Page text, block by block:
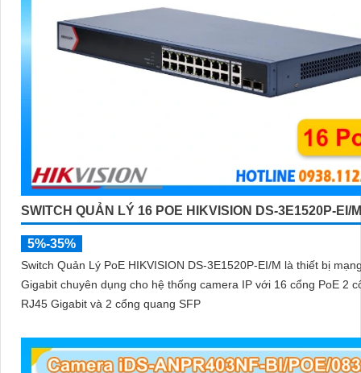
SWITCH QUẢN LÝ 16 POE HIKVISION DS-3E1520P-EI/M
5%-35%
Switch Quản Lý PoE HIKVISION DS-3E1520P-EI/M là thiết bị
Gigabit chuyên dụng cho hệ thống camera IP với 16 cổng PoE 2
RJ45 Gigabit và 2 cổng quang SFP